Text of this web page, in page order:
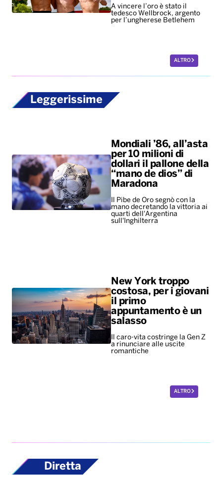
A vincere l’oro è stato il
tedesco Wellbrock, argento
per l’ungherese Betlehem
ALTRO
Leggerissime
Mondiali ’86, all’asta
per 10 milioni di
dollari il pallone della
“mano de dios” di
Maradona
Il Pibe de Oro segnò con la
mano decretando la vittoria ai
quarti dell'Argentina
sull'Inghilterra
New York troppo
costosa, per i giovani
il primo
appuntamento è un
salasso
Il caro-vita costringe la Gen Z
a rinunciare alle uscite
romantiche
ALTRO
Diretta